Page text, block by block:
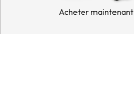
Acheter maintenant